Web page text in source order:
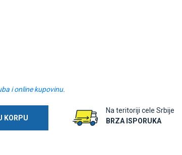
i online kupovinu.
KORPU
Na teritoriji cele Srbije
BRZA ISPORUKA